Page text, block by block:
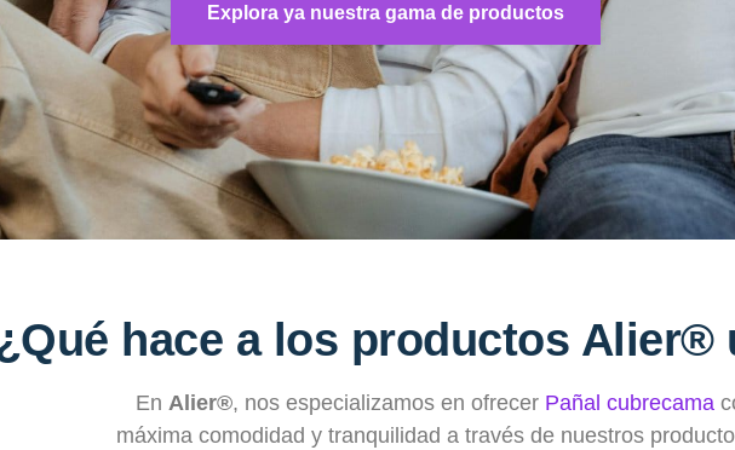
Explora ya nuestra gama de productos
hace a los productos Alier®
En Alier®, nos especializamos en ofrecer Pañal cubrecama
máxima comodidad y tranquilidad a través de nuestros